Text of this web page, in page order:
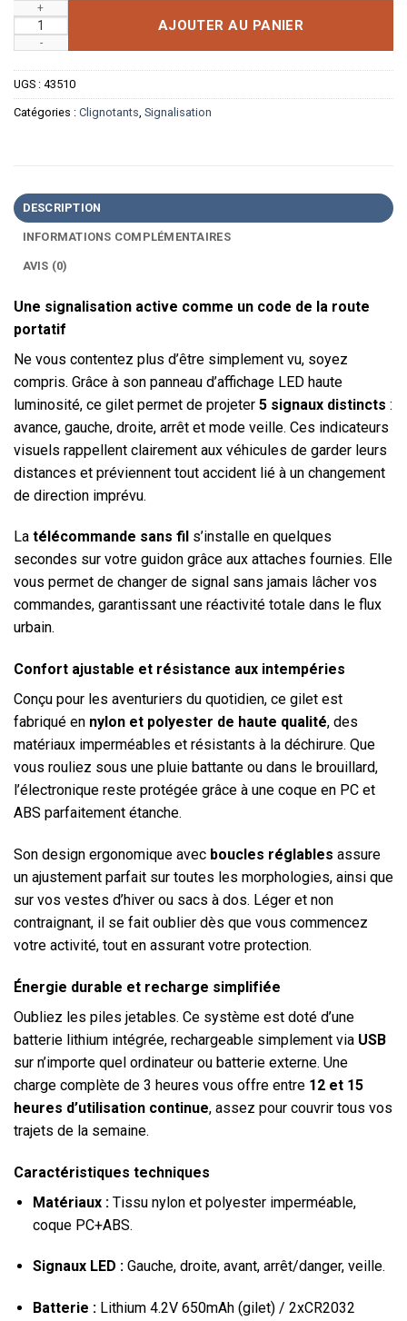
quantité de Gilet de Signalisation LED à Télécommande
AJOUTER AU PANIER
UGS : 43510
Catégories : Clignotants Signalisation
DESCRIPTION
INFORMATIONS COMPLÉMENTAIRES
AVIS (0)
Une signalisation active comme un code de la route
portatif
Ne vous contentez plus d’être simplement vu, soyez
compris. Grâce à son panneau d’affichage LED haute
luminosité, ce gilet permet de projeter 5 signaux distincts :
avance, gauche, droite, arrêt et mode veille. Ces indicateurs
visuels rappellent clairement aux véhicules de garder leurs
distances et préviennent tout accident lié à un changement
de direction imprévu.
La télécommande sans fil s’installe en quelques
secondes sur votre guidon grâce aux attaches fournies. Elle
vous permet de changer de signal sans jamais lâcher vos
commandes, garantissant une réactivité totale dans le flux
urbain.
Confort ajustable et résistance aux intempéries
Conçu pour les aventuriers du quotidien, ce gilet est
fabriqué en nylon et polyester de haute qualité, des
matériaux imperméables et résistants à la déchirure. Que
vous rouliez sous une pluie battante ou dans le brouillard,
l’électronique reste protégée grâce à une coque en PC et
ABS parfaitement étanche.
Son design ergonomique avec boucles réglables assure
un ajustement parfait sur toutes les morphologies, ainsi que
sur vos vestes d’hiver ou sacs à dos. Léger et non
contraignant, il se fait oublier dès que vous commencez
votre activité, tout en assurant votre protection.
Énergie durable et recharge simplifiée
Oubliez les piles jetables. Ce système est doté d’une
batterie lithium intégrée, rechargeable simplement via USB
sur n’importe quel ordinateur ou batterie externe. Une
charge complète de 3 heures vous offre entre 12 et 15
heures d’utilisation continue, assez pour couvrir tous vos
trajets de la semaine.
Caractéristiques techniques
Matériaux :Tissu nylon et polyester imperméable,
coque PC+ABS.
Signaux LED :Gauche, droite, avant, arrêt/danger, veille.
Batterie :Lithium 4.2V 650mAh (gilet) / 2xCR2032